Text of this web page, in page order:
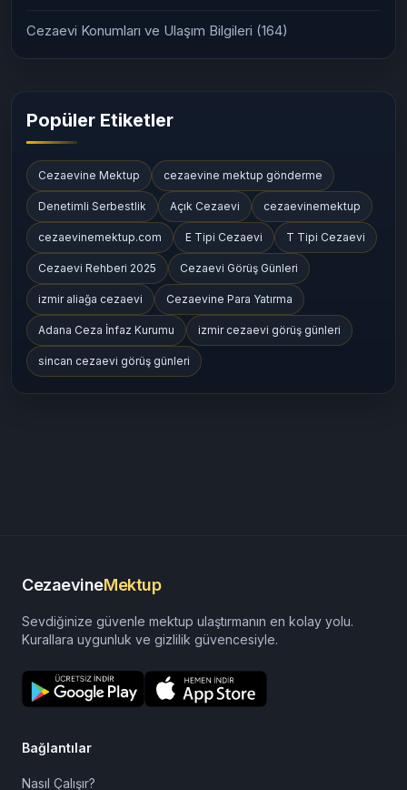
Cezaevi Konumları ve Ulaşım Bilgileri (164)
Popüler Etiketler
Cezaevine Mektup cezaevine mektup gönderme
Denetimli Serbestlik Açık Cezaevi cezaevinemektup
cezaevinemektup.com E Tipi Cezaevi T Tipi Cezaevi
Cezaevi Rehberi 2025 Cezaevi Görüş Günleri
izmir aliağa cezaevi Cezaevine Para Yatırma
Adana Ceza İnfaz Kurumu izmir cezaevi görüş günleri
sincan cezaevi görüş günleri
CezaevineMektup
Sevdiğinize güvenle mektup ulaştırmanın en kolay yolu.
Kurallara uygunluk ve gizlilik güvencesiyle.
Bağlantılar
Nasıl Çalışır?